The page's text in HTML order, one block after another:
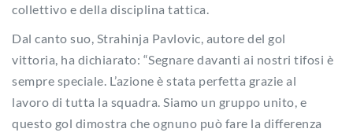
collettivo e della disciplina tattica.
Dal canto suo, Strahinja Pavlovic, autore del gol
vittoria, ha dichiarato: “Segnare davanti ai nostri tifosi è
sempre speciale. L’azione è stata perfetta grazie al
lavoro di tutta la squadra. Siamo un gruppo unito, e
questo gol dimostra che ognuno può fare la differenza